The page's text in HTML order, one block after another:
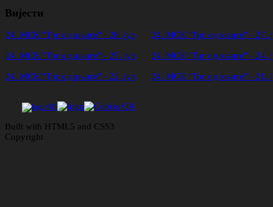
Вијести
24. МСК "Трг од књиге" - 28. јул 24. МСК "Трг од књиге" - 27.
24. МСК "Трг од књиге" - 25. јул 24. МСК "Трг од књиге" - 24.
24. МСК "Трг од књиге" - 22. јул 24. МСК "Трг од књиге" - 21.
Built with HTML5 and CSS3
Copyright